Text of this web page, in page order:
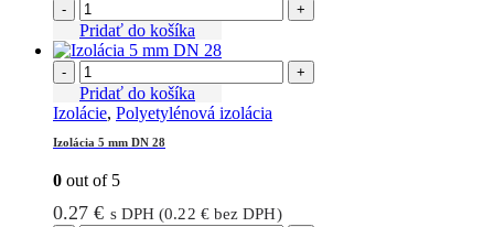
bola:
1.01 €.
je:
0.81 €.
- +
Pridať do košíka
- +
Pridať do košíka
Izolácie, Polyetylénová izolácia
Izolácia 5 mm DN 28
0 out of 5
0.27€ s DPH (0.22 €bez DPH)